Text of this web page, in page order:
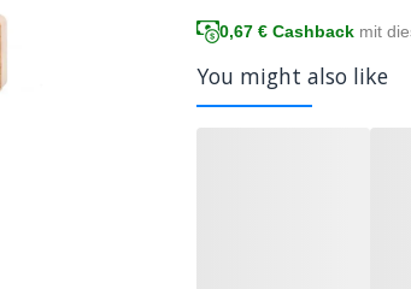
0,67 € Cashback mit
You might also like